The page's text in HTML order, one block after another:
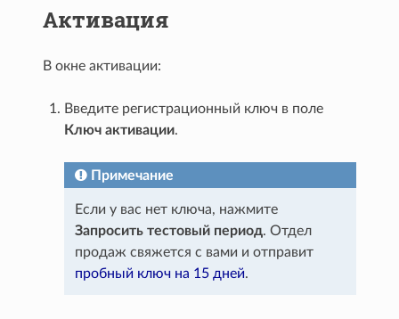
Активация
В окне активации:
Введите регистрационный ключ в поле
Ключ активации.
Примечание
Если у вас нет ключа, нажмите
Запросить тестовый период. Отдел
продаж свяжется с вами и отправит
пробный ключ на 15 дней.